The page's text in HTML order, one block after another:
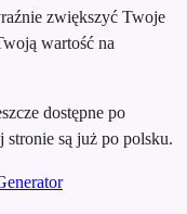
zwiększyć Twoje
wartość na
dostępne po
stronie są już po polsku.